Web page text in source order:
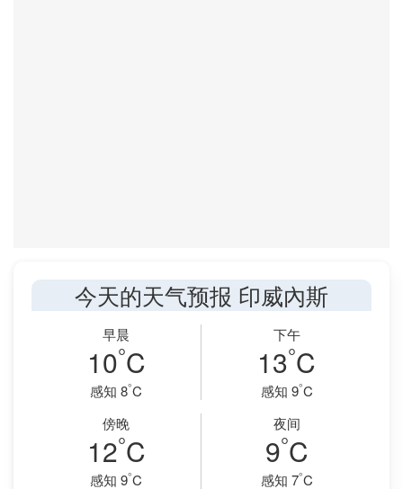
今天的天气预报 印威內斯
早晨
10°C
感知 8°C
下午
13°C
感知 9°C
傍晚
12°C
感知 9°C
夜间
9°C
感知 7°C